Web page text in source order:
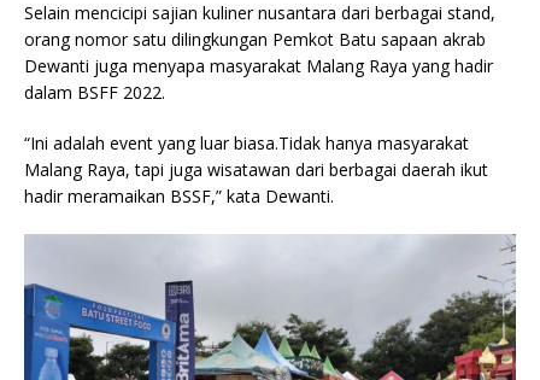
Selain mencicipi sajian kuliner nusantara dari berbagai stand,
orang nomor satu dilingkungan Pemkot Batu sapaan akrab
Dewanti juga menyapa masyarakat Malang Raya yang hadir
dalam BSFF 2022.
“Ini adalah event yang luar biasa.Tidak hanya masyarakat
Malang Raya, tapi juga wisatawan dari berbagai daerah ikut
hadir meramaikan BSSF,” kata Dewanti.